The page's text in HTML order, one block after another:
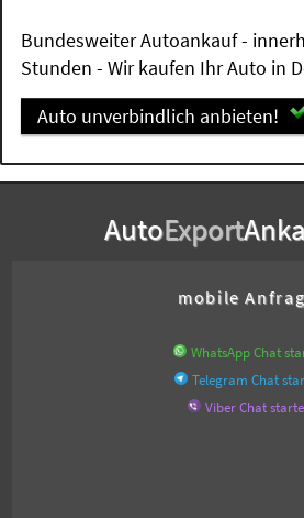
Bundesweiter Autoankauf -
Stunden - Wir kaufen Ihr Auto in
Auto unverbindlich anbieten!
AutoExport
mobile
WhatsApp Chat
Telegram Chat
Viber Chat